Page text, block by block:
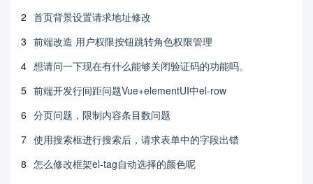
2 首页背景设置请求地址修改
3 前端改造 用户权限按钮跳转角色权限管理
4 想请问一下现在有什么能够关闭验证码的功能吗。
5 前端开发行间距问题Vue+elementUI中el-row
6 分页问题，限制内容条目数问题
7 使用搜索框进行搜索后，请求表单中的字段出错
8 怎么修改框架el-tag自动选择的颜色呢